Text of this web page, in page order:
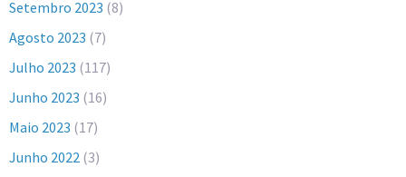
Setembro 2023 (8)
Agosto 2023 (7)
Julho 2023 (117)
Junho 2023 (16)
Maio 2023 (17)
Junho 2022 (3)